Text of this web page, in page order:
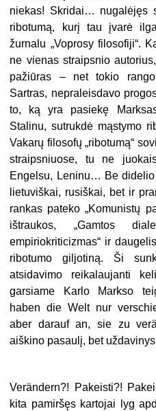
niekas! Skridai… nugalėjęs
ribotumą, kurį tau įvarė
žurnalu „Voprosy filosofiji“.
ne vienas straipsnio
pažiūras – net tokio
Sartras, nepraleisdavo
to, ką yra pasiekę
Stalinu, sutrukdė mąstymo
Vakarų filosofų „ribotumą“
straipsniuose, tu ne
Engelsu, Leninu… Be
lietuviškai, rusiškai, bet ir
rankas pateko „Komunistų
ištraukos, „Gamtos
empiriokriticizmas“ ir
ribotumo giljotiną. Ši
atsidavimo reikalaujanti
garsiame Karlo Markso
haben die Welt nur
aber darauf an, sie zu
aiškino pasaulį, bet
Verändern?! Pakeisti?!
kita pamiršęs kartojai lyg